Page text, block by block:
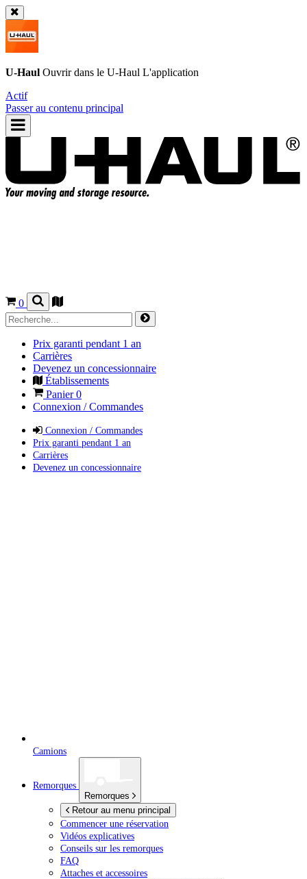
U-Haul Ouvrir dans le U-Haul L'application
Actif
Passer au contenu principal
0
Prix garanti pendant 1 an
Carrières
Devenez un concessionnaire
Établissements
Panier0
Connexion / Commandes
Connexion / Commandes
Prix garanti pendant 1 an
Carrières
Devenez un concessionnaire
Camions
Remorques
Remorques
Retour au menu principal
Commencer une réservation
Vidéos explicatives
Conseils sur les remorques
FAQ
Attaches et accessoires